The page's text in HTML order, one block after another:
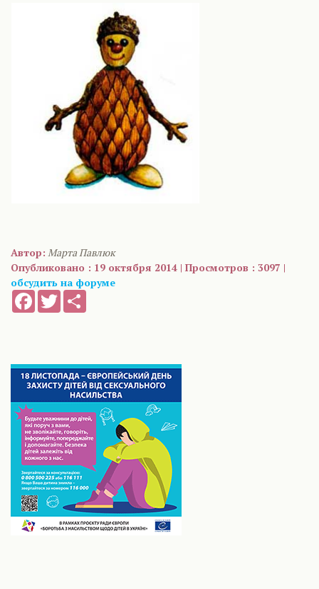
Автор: Марта Павлюк
Опубликовано : 19 октября 2014 | Просмотров : 3097 |
обсудить на форуме
FacebookTwitter